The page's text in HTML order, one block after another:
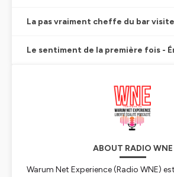
La pas vraiment cheffe du bar
ABOUT RADIO WNE
Warum Net Experience (Radio WNE)